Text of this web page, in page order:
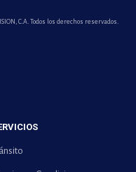
C.A. Todos los derechos reservados.